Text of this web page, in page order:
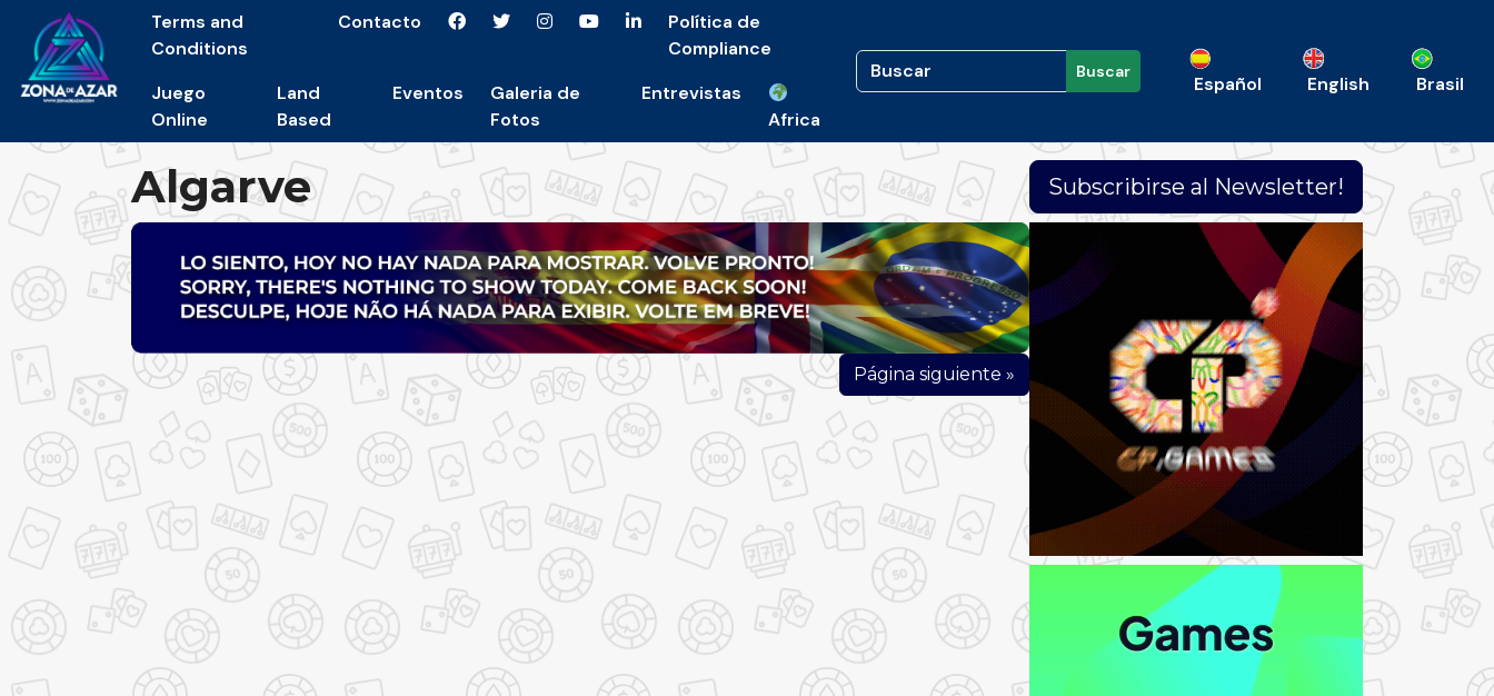
Terms and
Conditions
Contacto
Política de
Compliance
Juego
Online
Land
Based
Eventos
Galeria de
Fotos
Entrevistas
Africa
Buscar
Español English Brasil
Algarve
Página siguiente »
Subscribirse al Newsletter!